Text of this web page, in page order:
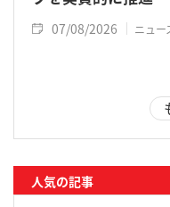
07/08/2026 ニュー
人気の記事